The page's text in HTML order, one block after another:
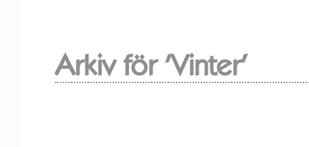
Arkiv för 'Vinter'